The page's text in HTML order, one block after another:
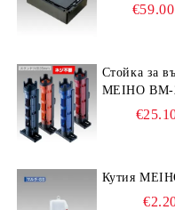
€59.00
Стойка за
MEIHO BM-
-Light
Кутия